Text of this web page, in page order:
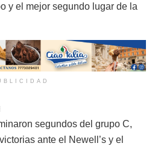
y el mejor segundo lugar de la
segundos del grupo C,
ante el Newell’s y el